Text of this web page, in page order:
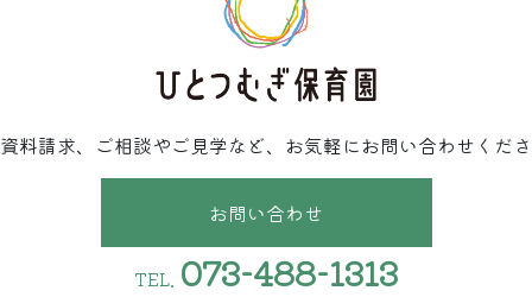
料請求、ご相談やご見学など、お気軽にお問い合わせくだ
お問い合わせ
TEL. 073-488-1313